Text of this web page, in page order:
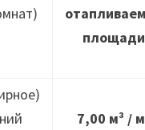
площади
7,00 м³ /